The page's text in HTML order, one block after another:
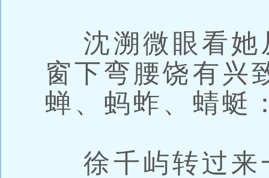
沈溯微眼看她
窗下弯腰饶有兴
蝉、蚂蚱、蜻蜓
徐千屿转过来